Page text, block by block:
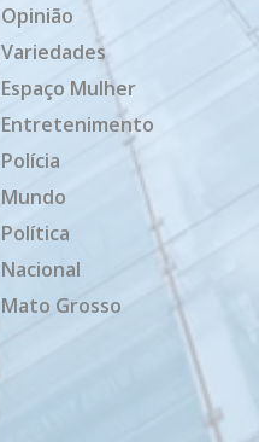
Opinião
Variedades
Espaço Mulher
Entretenimento
Polícia
Mundo
Política
Nacional
Mato Grosso